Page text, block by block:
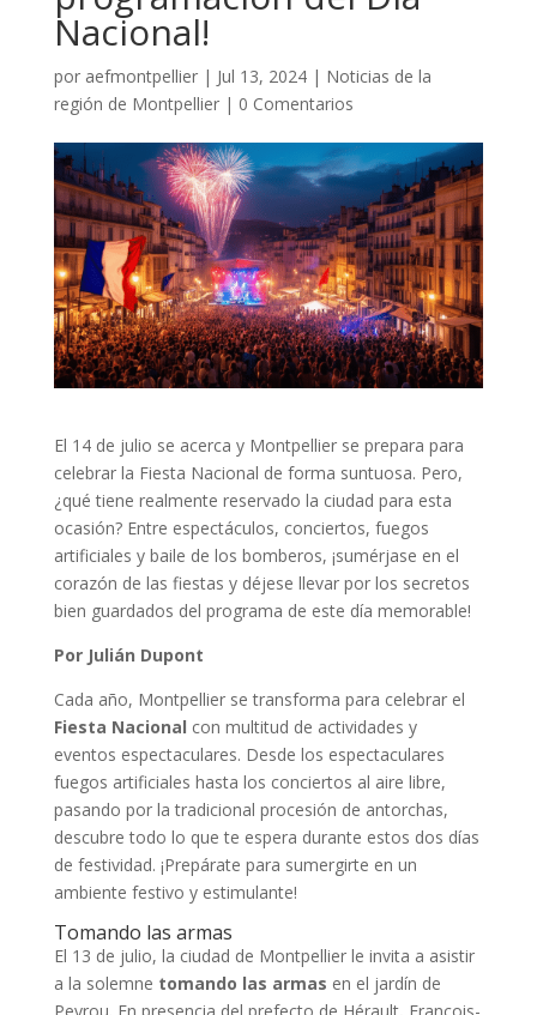
Nacional!
por aefmontpellier| Jul 13, 2024| Noticias de la
región de Montpellier| 0 Comentarios
El 14 de julio se acerca y Montpellier se prepara para
celebrar la Fiesta Nacional de forma suntuosa. Pero,
¿qué tiene realmente reservado la ciudad para esta
ocasión? Entre espectáculos, conciertos, fuegos
artificiales y baile de los bomberos, ¡sumérjase en el
corazón de las fiestas y déjese llevar por los secretos
bien guardados del programa de este día memorable!
Por Julián Dupont
Cada año, Montpellier se transforma para celebrar el
Fiesta Nacional con multitud de actividades y
eventos espectaculares. Desde los espectaculares
fuegos artificiales hasta los conciertos al aire libre,
pasando por la tradicional procesión de antorchas,
descubre todo lo que te espera durante estos dos días
de festividad. ¡Prepárate para sumergirte en un
ambiente festivo y estimulante!
Tomando las armas
El 13 de julio, la ciudad de Montpellier le invita a asistir
a la solemne tomando las armas en el jardín de
Peyrou. En presencia del prefecto de Hérault, François-